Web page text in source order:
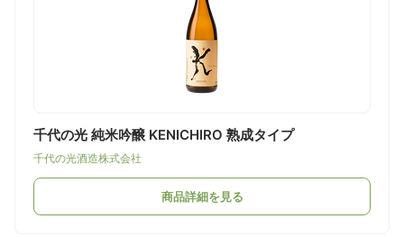
千代の光 純米吟醸 KENICHIRO 熟成タイプ
千代の光酒造株式会社
商品詳細を見る